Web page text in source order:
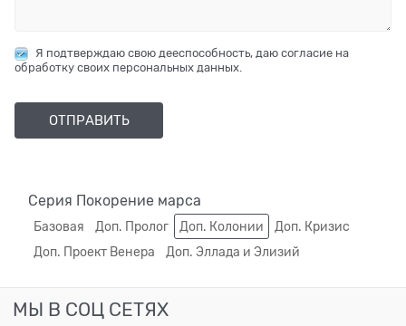
Я подтверждаю свою дееспособность, даю согласие на
обработку своих персональных данных.
Серия Покорение марса
Базовая Доп. Пролог Доп. Колонии
Доп. Кризис
Доп. Проект Венера
Доп. Эллада и Элизий
МЫ В СОЦ СЕТЯХ